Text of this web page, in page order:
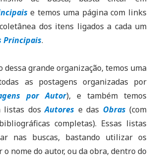
e temos uma página com links
dos itens ligados a cada um
Principais.
dessa grande organização, temos uma
as postagens organizadas por
por Autor), e também temos
listas dosAutores e das Obras (com
completas). Essas listas
nas buscas, bastando utilizar os
o nome do autor, ou da obra, dentro do